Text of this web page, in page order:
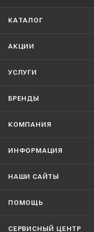
КАТАЛОГ
АКЦИИ
УСЛУГИ
БРЕНДЫ
КОМПАНИЯ
ИНФОРМАЦИЯ
НАШИ CАЙТЫ
ПОМОЩЬ
СЕРВИСНЫЙ ЦЕНТР